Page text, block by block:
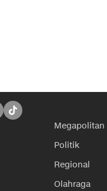
Megapolitan
Politik
Regional
Olahraga